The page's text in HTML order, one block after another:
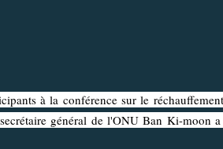
à la conférence sur le
général de l'ONU Ban Ki-moon